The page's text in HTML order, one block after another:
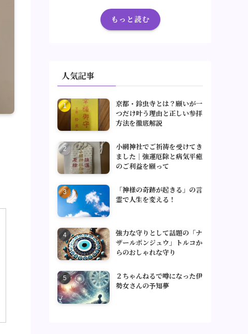
もっと読む
人気記事
京都・鈴虫寺とは？願いが一
つだけ叶う理由と正しい参拝
方法を徹底解説
小網神社でご祈祷を受けてき
ました｜強運厄除と病気平癒
のご利益を願って
「神様の奇跡が起きる」の言
霊で人生を変える！
強力な守りとして話題の「ナ
ザールボンジュウ」トルコか
らのおしゃれな守り
２ちゃんねるで噂になった伊
勢女さんの予知夢